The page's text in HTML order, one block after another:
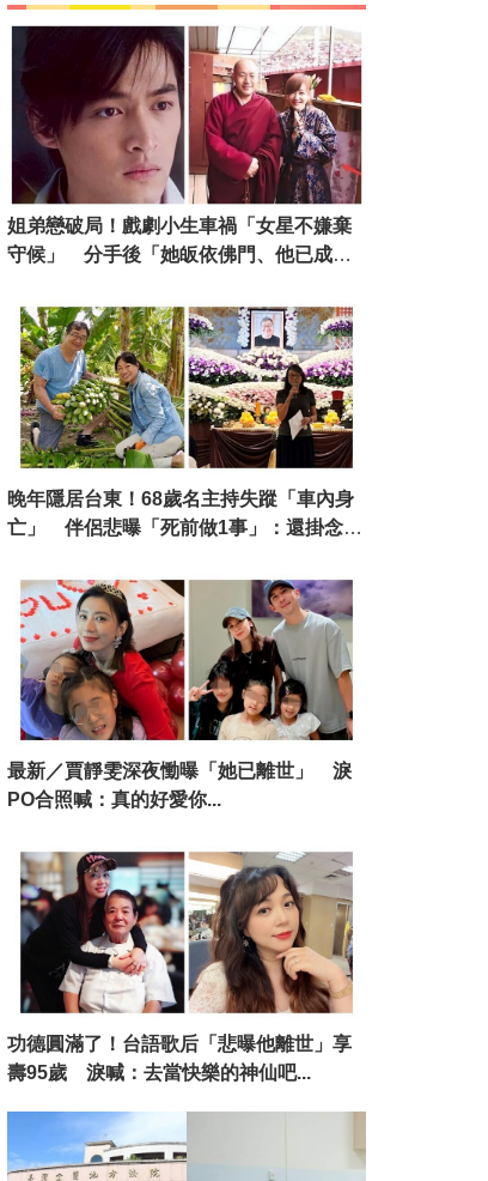
姐弟戀破局！戲劇小生車禍「女星不嫌棄
守候」 分手後「她皈依佛門、他已成人
晚年隱居台東！68歲名主持失蹤「車內身
亡」 伴侶悲曝「死前做1事」：還掛念著
最新／賈靜雯深夜慟曝「她已離世」 淚
PO合照喊：真的好愛你...
功德圓滿了！台語歌后「悲曝他離世」享
壽95歲 淚喊：去當快樂的神仙吧...